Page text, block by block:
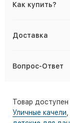
Как купить?
Доставка
Вопрос-Ответ
Товар доступен
Уличные качели